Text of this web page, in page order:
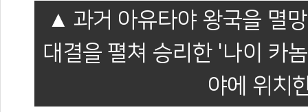
과거 아유타야 왕국을 멸
대결을 펼쳐 승리한 '나이 카
야에 위치